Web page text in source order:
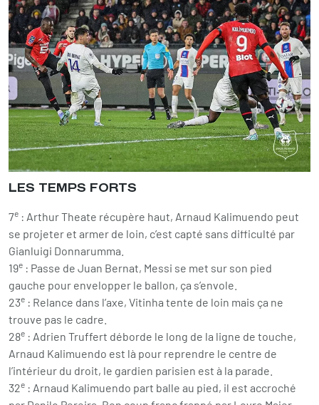
LES TEMPS FORTS
7e : Arthur Theate récupère haut, Arnaud Kalimuendo peut
se projeter et armer de loin, c’est capté sans difficulté par
Gianluigi Donnarumma.
19e : Passe de Juan Bernat, Messi se met sur son pied
gauche pour envelopper le ballon, ça s’envole.
23e : Relance dans l’axe, Vitinha tente de loin mais ça ne
trouve pas le cadre.
28e : Adrien Truffert déborde le long de la ligne de touche,
Arnaud Kalimuendo est là pour reprendre le centre de
l’intérieur du droit, le gardien parisien est à la parade.
32e : Arnaud Kalimuendo part balle au pied, il est accroché